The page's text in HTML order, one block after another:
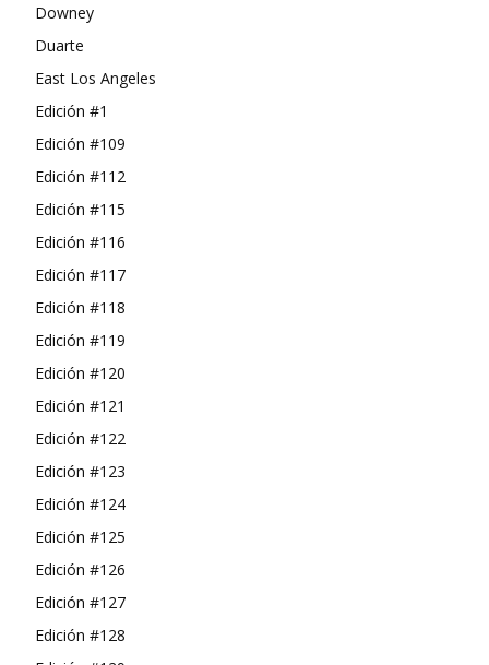
Downey
Duarte
East Los Angeles
Edición #1
Edición #109
Edición #112
Edición #115
Edición #116
Edición #117
Edición #118
Edición #119
Edición #120
Edición #121
Edición #122
Edición #123
Edición #124
Edición #125
Edición #126
Edición #127
Edición #128